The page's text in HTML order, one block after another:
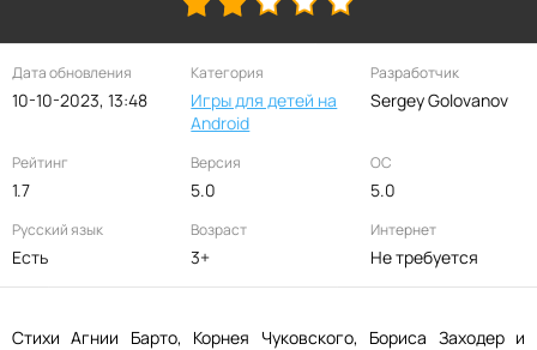
Дата обновления
10-10-2023, 13:48
Категория
Игры для детей на
Android
Разработчик
Sergey Golovanov
Рейтинг
1.7
Версия
5.0
ОС
5.0
Русский язык
Есть
Возраст
3+
Интернет
Не требуется
Стихи Агнии Барто, Корнея Чуковского, Бориса Заходер и